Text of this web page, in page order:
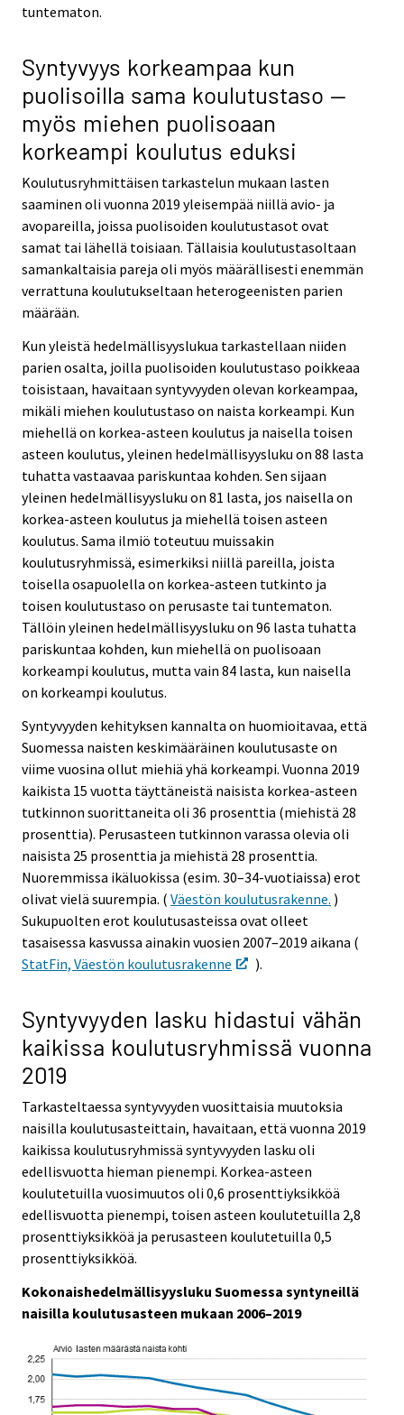
tuntematon.
Syntyvyys korkeampaa kun
puolisoilla sama koulutustaso —
myös miehen puolisoaan
korkeampi koulutus eduksi
Koulutusryhmittäisen tarkastelun mukaan lasten
saaminen oli vuonna 2019 yleisempää niillä avio- ja
avopareilla, joissa puolisoiden koulutustasot ovat
samat tai lähellä toisiaan. Tällaisia koulutustasoltaan
samankaltaisia pareja oli myös määrällisesti enemmän
verrattuna koulutukseltaan heterogeenisten parien
määrään.
Kun yleistä hedelmällisyyslukua tarkastellaan niiden
parien osalta, joilla puolisoiden koulutustaso poikkeaa
toisistaan, havaitaan syntyvyyden olevan korkeampaa,
mikäli miehen koulutustaso on naista korkeampi. Kun
miehellä on korkea-asteen koulutus ja naisella toisen
asteen koulutus, yleinen hedelmällisyysluku on 88 lasta
tuhatta vastaavaa pariskuntaa kohden. Sen sijaan
yleinen hedelmällisyysluku on 81 lasta, jos naisella on
korkea-asteen koulutus ja miehellä toisen asteen
koulutus. Sama ilmiö toteutuu muissakin
koulutusryhmissä, esimerkiksi niillä pareilla, joista
toisella osapuolella on korkea-asteen tutkinto ja
toisen koulutustaso on perusaste tai tuntematon.
Tällöin yleinen hedelmällisyysluku on 96 lasta tuhatta
pariskuntaa kohden, kun miehellä on puolisoaan
korkeampi koulutus, mutta vain 84 lasta, kun naisella
on korkeampi koulutus.
Syntyvyyden kehityksen kannalta on huomioitavaa, että
Suomessa naisten keskimääräinen koulutusaste on
viime vuosina ollut miehiä yhä korkeampi. Vuonna 2019
kaikista 15 vuotta täyttäneistä naisista korkea-asteen
tutkinnon suorittaneita oli 36 prosenttia (miehistä 28
prosenttia). Perusasteen tutkinnon varassa olevia oli
naisista 25 prosenttia ja miehistä 28 prosenttia.
Nuoremmissa ikäluokissa (esim. 30–34-vuotiaissa) erot
olivat vielä suurempia. ( Väestön koulutusrakenne. )
Sukupuolten erot koulutusasteissa ovat olleet
tasaisessa kasvussa ainakin vuosien 2007–2019 aikana (
StatFin, Väestön koulutusrakenne
).
Syntyvyyden lasku hidastui vähän
kaikissa koulutusryhmissä vuonna
2019
Tarkasteltaessa syntyvyyden vuosittaisia muutoksia
naisilla koulutusasteittain, havaitaan, että vuonna 2019
kaikissa koulutusryhmissä syntyvyyden lasku oli
edellisvuotta hieman pienempi. Korkea-asteen
koulutetuilla vuosimuutos oli 0,6 prosenttiyksikköä
edellisvuotta pienempi, toisen asteen koulutetuilla 2,8
prosenttiyksikköä ja perusasteen koulutetuilla 0,5
prosenttiyksikköä.
Kokonaishedelmällisyysluku Suomessa syntyneillä
naisilla koulutusasteen mukaan 2006–2019